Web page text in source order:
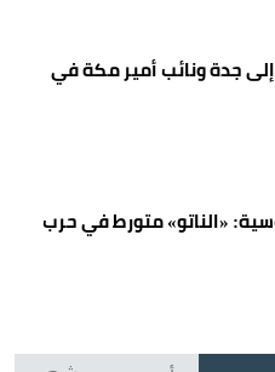
جدة ونائب أمير مكة في
«الناتو» متورط في حرب